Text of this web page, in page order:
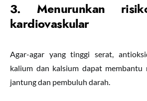
3. Menurunkan
kardiovaskular
Agar-agar yang tinggi serat,
kalium dan kalsium dapat membantu
jantung dan pembuluh darah.